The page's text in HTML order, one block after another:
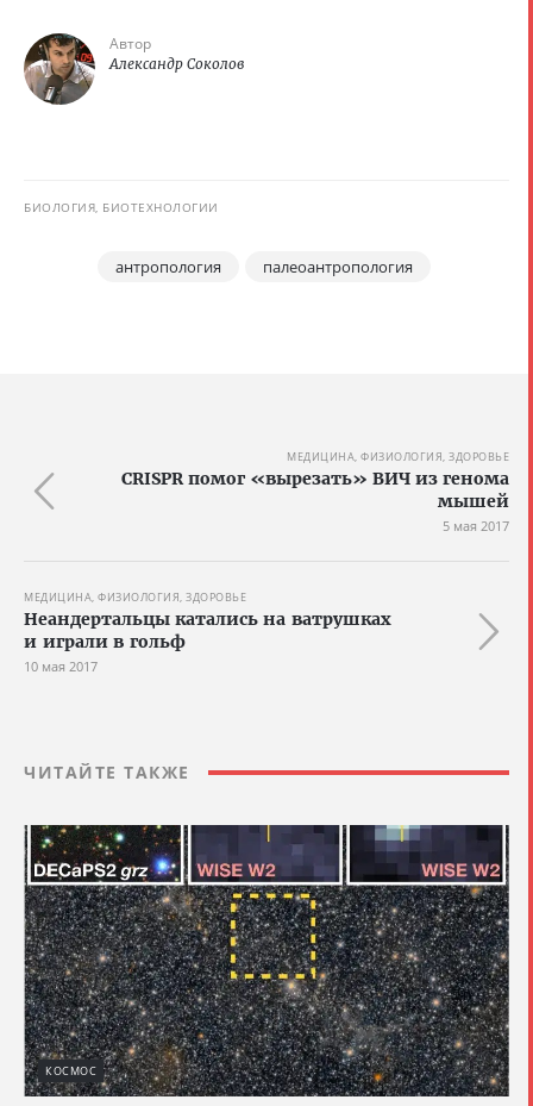
Автор
Александр Соколов
БИОЛОГИЯ, БИОТЕХНОЛОГИИ
антропология палеоантропология
МЕДИЦИНА, ФИЗИОЛОГИЯ, ЗДОРОВЬЕ
CRISPR помог «вырезать» ВИЧ из генома
мышей
5 мая 2017
МЕДИЦИНА, ФИЗИОЛОГИЯ, ЗДОРОВЬЕ
Неандертальцы катались на ватрушках
и играли в гольф
10 мая 2017
ЧИТАЙТЕ ТАКЖЕ
КОСМОС